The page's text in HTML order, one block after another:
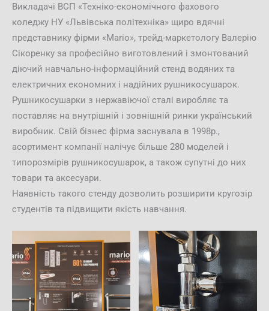
Викладачі ВСП «Техніко-економічного фахового
коледжу НУ «Львівська політехніка» щиро вдячні
представнику фірми «Маrio», трейд-маркетологу Валерію
Сікоренку за професійно виготовлений і змонтований
діючий навчально-інформаційний стенд водяних та
електричних економних і надійних рушникосушарок.
Рушникосушарки з нержавіючої сталі виробляє та
поставляє на внутрішній і зовнішній ринки український
виробник. Свій бізнес фірма заснувала в 1998р.,
асортимент компанії налічує більше 280 моделей і
типорозмірів рушникосушарок, а також супутні до них
товари та аксесуари.
Наявність такого стенду дозволить розширити кругозір
студентів та підвищити якість навчання.